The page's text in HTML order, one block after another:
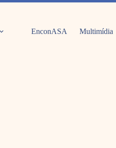
EnconASA Multimídia